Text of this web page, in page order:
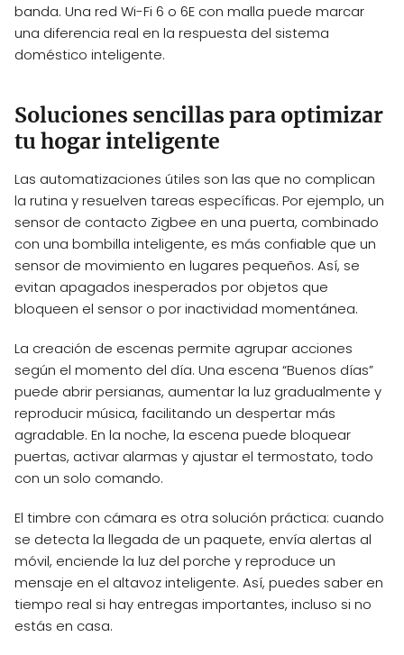
banda. Una red Wi-Fi 6 o 6E con malla puede marcar
una diferencia real en la respuesta del sistema
doméstico inteligente.
Soluciones sencillas para optimizar
tu hogar inteligente
Las automatizaciones útiles son las que no complican
la rutina y resuelven tareas específicas. Por ejemplo, un
sensor de contacto Zigbee en una puerta, combinado
con una bombilla inteligente, es más confiable que un
sensor de movimiento en lugares pequeños. Así, se
evitan apagados inesperados por objetos que
bloqueen el sensor o por inactividad momentánea.
La creación de escenas permite agrupar acciones
según el momento del día. Una escena “Buenos días”
puede abrir persianas, aumentar la luz gradualmente y
reproducir música, facilitando un despertar más
agradable. En la noche, la escena puede bloquear
puertas, activar alarmas y ajustar el termostato, todo
con un solo comando.
El timbre con cámara es otra solución práctica: cuando
se detecta la llegada de un paquete, envía alertas al
móvil, enciende la luz del porche y reproduce un
mensaje en el altavoz inteligente. Así, puedes saber en
tiempo real si hay entregas importantes, incluso si no
estás en casa.